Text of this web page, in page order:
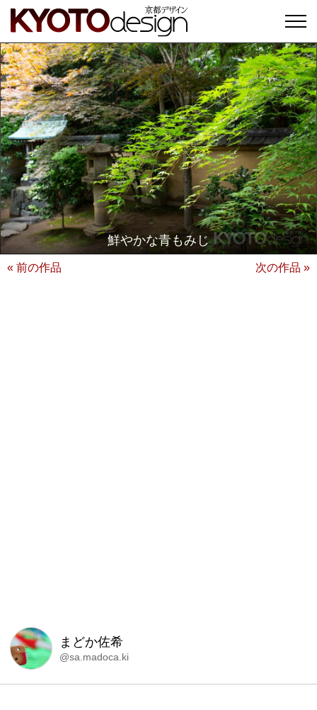
鮮やかな青もみじ
« 前の作品 次の作品 »
まどか佐希
@sa.madoca.ki